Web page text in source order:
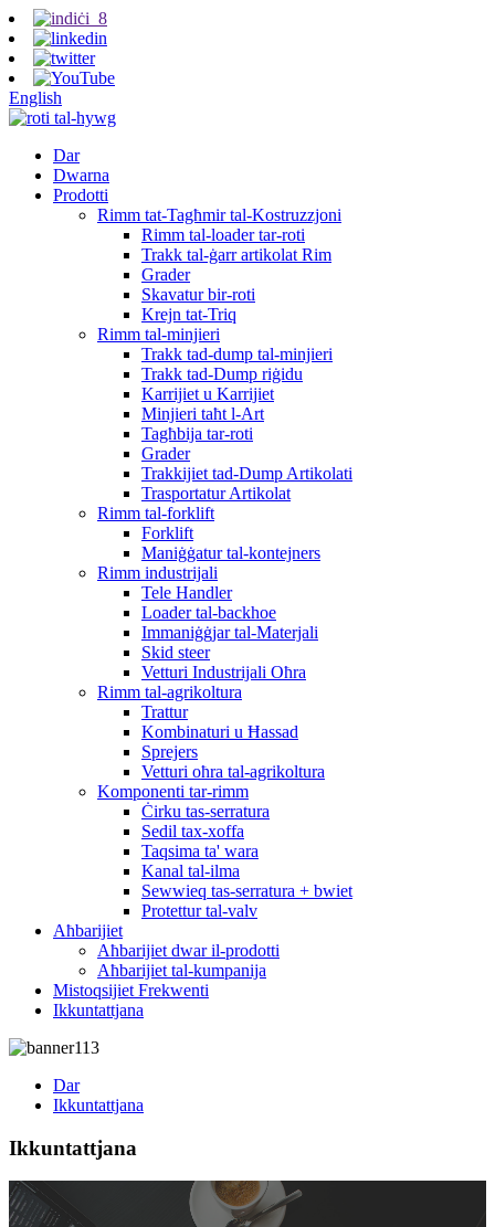
English
Dar
Dwarna
Prodotti
Rimm tat-Tagħmir tal-Kostruzzjoni
Rimm tal-loader tar-roti
Trakk tal-ġarr artikolat Rim
Grader
Skavatur bir-roti
Krejn tat-Triq
Rimm tal-minjieri
Trakk tad-dump tal-minjieri
Trakk tad-Dump riġidu
Karrijiet u Karrijiet
Minjieri taħt l-Art
Tagħbija tar-roti
Grader
Trakkijiet tad-Dump Artikolati
Trasportatur Artikolat
Rimm tal-forklift
Forklift
Maniġġatur tal-kontejners
Rimm industrijali
Tele Handler
Loader tal-backhoe
Immaniġġjar tal-Materjali
Skid steer
Vetturi Industrijali Oħra
Rimm tal-agrikoltura
Trattur
Kombinaturi u Ħassad
Sprejers
Vetturi oħra tal-agrikoltura
Komponenti tar-rimm
Ċirku tas-serratura
Sedil tax-xoffa
Taqsima ta' wara
Kanal tal-ilma
Sewwieq tas-serratura + bwiet
Protettur tal-valv
Aħbarijiet
Aħbarijiet dwar il-prodotti
Aħbarijiet tal-kumpanija
Mistoqsijiet Frekwenti
Ikkuntattjana
Dar
Ikkuntattjana
Ikkuntattjana